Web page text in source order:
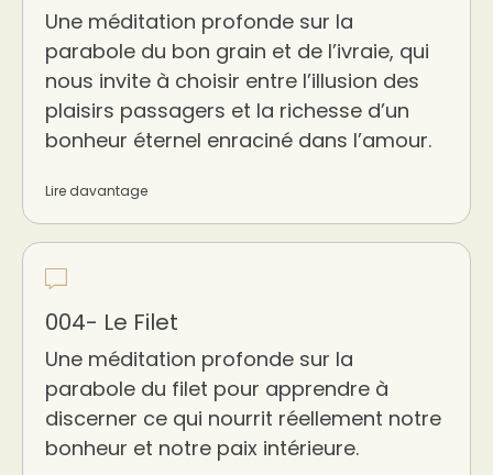
Une méditation profonde sur la
parabole du bon grain et de l’ivraie, qui
nous invite à choisir entre l’illusion des
plaisirs passagers et la richesse d’un
bonheur éternel enraciné dans l’amour.
Lire davantage
004- Le Filet
Une méditation profonde sur la
parabole du filet pour apprendre à
discerner ce qui nourrit réellement notre
bonheur et notre paix intérieure.